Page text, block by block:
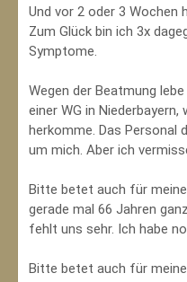
Und vor 2 oder 3 Wochen
Zum Glück bin ich 3x
Symptome.
Wegen der Beatmung
einer WG in Niederbayern,
herkomme. Das Personal
um mich. Aber ich
Bitte betet auch für
gerade mal 66 Jahren
fehlt uns sehr. Ich habe
Bitte betet auch für